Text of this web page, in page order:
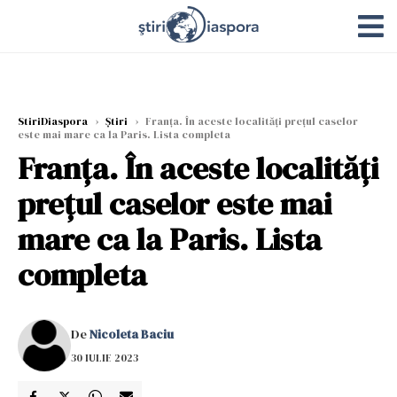
StiriDiaspora › Știri › Franța. În aceste localități prețul caselor
este mai mare ca la Paris. Lista completa
Franța. În aceste localități
prețul caselor este mai
mare ca la Paris. Lista
completa
DeNicoleta Baciu
30 IULIE 2023